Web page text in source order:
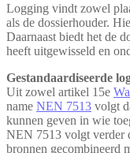
Logging vindt zowel
als de dossierhouder.
Daarnaast biedt het de
heeft uitgewisseld en
Gestandaardiseerde
Uit zowel artikel 15e
name NEN 7513 volgt
kunnen geven in wie
NEN 7513 volgt verder
bronnen gecombineerd